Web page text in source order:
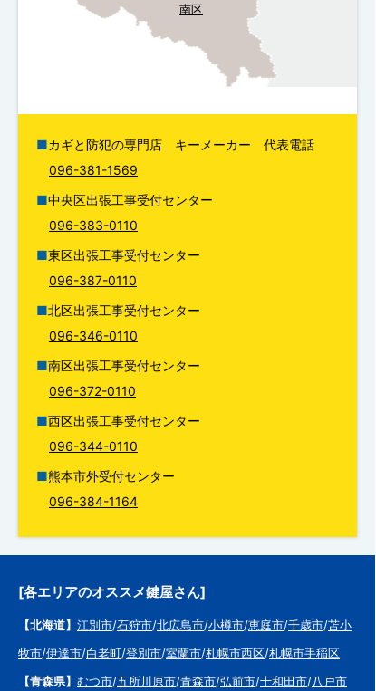
南区
カギと防犯の専門店 キーメーカー 代表電話
096-381-1569
中央区出張工事受付センター
096-383-0110
東区出張工事受付センター
096-387-0110
北区出張工事受付センター
096-346-0110
南区出張工事受付センター
096-372-0110
西区出張工事受付センター
096-344-0110
熊本市外受付センター
096-384-1164
[各エリアのオススメ鍵屋さん]
【北海道】 江別市/石狩市/北広島市/小樽市/恵庭市/千歳市/苫小
牧市/伊達市/白老町/登別市/室蘭市/札幌市西区/札幌市手稲区
【青森県】 むつ市/五所川原市/青森市/弘前市/十和田市/八戸市